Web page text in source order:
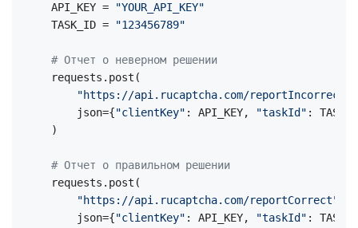
API_KEY =
"YOUR_API_KEY"
TASK_ID =
"123456789"
# Отчет о неверном решении
requests.post(
"https://api.rucaptcha.com/reportIncorrect"
    json={
"clientKey" : API_KEY, "taskId" :
)
# Отчет о правильном решении
requests.post(
"https://api.rucaptcha.com/reportCorrect"
    json={
"clientKey" : API_KEY, "taskId" :